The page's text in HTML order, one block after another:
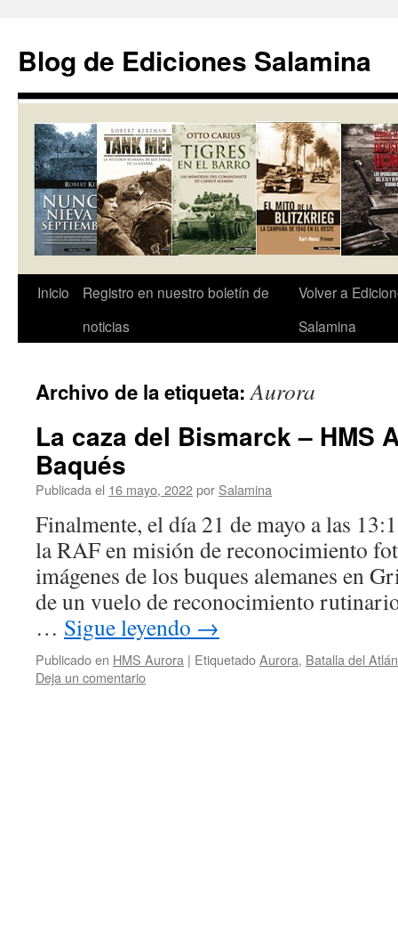
contenido
Blog de Ediciones Salamina
Inicio
Registro en nuestro boletín de
noticias
Volver a
Salamina
Archivo de la etiqueta:Aurora
La caza del Bismarck – HMS
Baqués
Publicada el 16 mayo, 2022por Salamina
Finalmente, el día 21 de mayo a las
la RAF en misión de reconocimiento
imágenes de los buques alemanes en
de un vuelo de reconocimiento
… Sigue leyendo →
Publicado en HMS Aurora | EtiquetadoAurora, Batalla del
Deja un comentario